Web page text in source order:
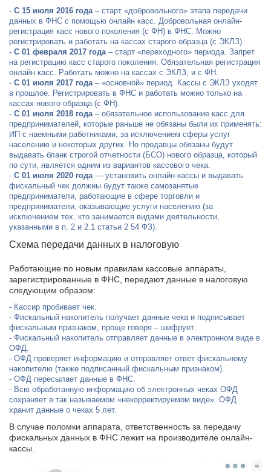
С 15 июля 2016 года– старт «добровольного» этапа передачи
данных в ФНС с помощью онлайн касс. Добровольная онлайн-
регистрация касс нового поколения (с ФН) в ФНС. Можно
регистрировать и работать на кассах старого образца (с ЭКЛЗ).
С 01 февраля 2017 года– старт «переходного» периода. Запрет
на регистрацию касс старого поколения. Обязательная регистрация
онлайн касс. Работать можно на кассах с ЭКЛЗ, и с ФН.
С 01 июля 2017 года– «основной» период. Кассы с ЭКЛЗ уходят
в прошлое. Регистрировать в ФНС и работать можно только на
кассах нового образца (с ФН).
С 01 июля 2018 года– обязательное использование касс для
предпринимателей, которые раньше не обязаны были их применять:
ИП с наемными работниками, за исключением сферы услуг
населению и некоторых других. Но продавцы обязаны будут
выдавать бланк строгой отчетности (БСО) нового образца, который
по сути, является одним из вариантов кассового чека.
С 01 июля 2020 года— установить онлайн-кассы и выдавать
фискальный чек должны будут также самозанятые
предприниматели, работающие в сфере торговли и
предприниматели, оказывающие услуги населению (за
исключением тех, кто занимается видами деятельности,
указанными в п. 2 и 2.1 статьи 2 54 ФЗ).
Схема передачи данных в налоговую
Работающие по новым правилам кассовые аппараты,
зарегистрированные в ФНС, передают данные в налоговую
следующим образом:
Кассир пробивает чек.
Фискальный накопитель получает данные чека и подписывает
фискальным признаком, проще говоря – шифрует.
Фискальный накопитель отправляет данные в электронном виде в
ОФД.
ОФД проверяет информацию и отправляет ответ фискальному
накопителю (также подписанный фискальным признаком).
ОФД пересылает данные в ФНС.
Всю обработанную информацию об электронных чеках ОФД
сохраняет в так называемом «некорректируемом виде». ОФД
хранит данные о чеках 5 лет.
В случае поломки аппарата, ответственность за передачу
фискальных данных в ФНС лежит на производителе онлайн-
кассы.